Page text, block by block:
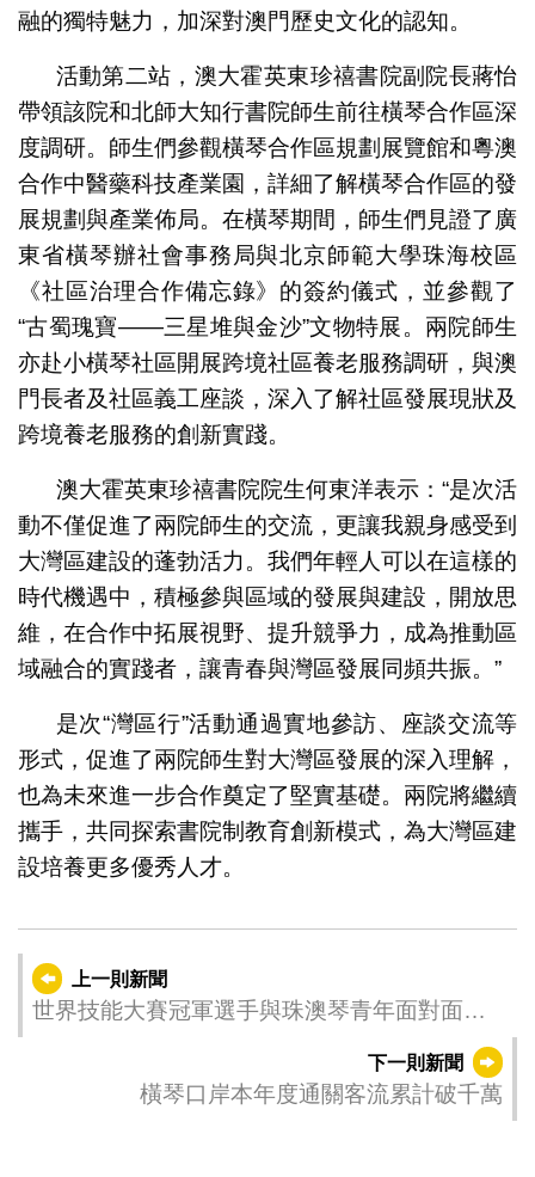
融的獨特魅力，加深對澳門歷史文化的認知。
活動第二站，澳大霍英東珍禧書院副院長蔣怡
帶領該院和北師大知行書院師生前往橫琴合作區深
度調研。師生們參觀橫琴合作區規劃展覽館和粵澳
合作中醫藥科技產業園，詳細了解橫琴合作區的發
展規劃與產業佈局。在橫琴期間，師生們見證了廣
東省橫琴辦社會事務局與北京師範大學珠海校區
《社區治理合作備忘錄》的簽約儀式，並參觀了
“古蜀瑰寶——三星堆與金沙”文物特展。兩院師生
亦赴小橫琴社區開展跨境社區養老服務調研，與澳
門長者及社區義工座談，深入了解社區發展現狀及
跨境養老服務的創新實踐。
澳大霍英東珍禧書院院生何東洋表示：“是次活
動不僅促進了兩院師生的交流，更讓我親身感受到
大灣區建設的蓬勃活力。我們年輕人可以在這樣的
時代機遇中，積極參與區域的發展與建設，開放思
維，在合作中拓展視野、提升競爭力，成為推動區
域融合的實踐者，讓青春與灣區發展同頻共振。”
是次“灣區行”活動通過實地參訪、座談交流等
形式，促進了兩院師生對大灣區發展的深入理解，
也為未來進一步合作奠定了堅實基礎。兩院將繼續
攜手，共同探索書院制教育創新模式，為大灣區建
設培養更多優秀人才。
上一則新聞
世界技能大賽冠軍選手與珠澳琴青年面對面交
下一則新聞
橫琴口岸本年度通關客流累計破千萬